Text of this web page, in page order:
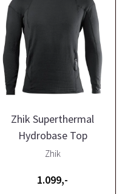
Zhik Superthermal
Hydrobase Top
Zhik
1.099,-